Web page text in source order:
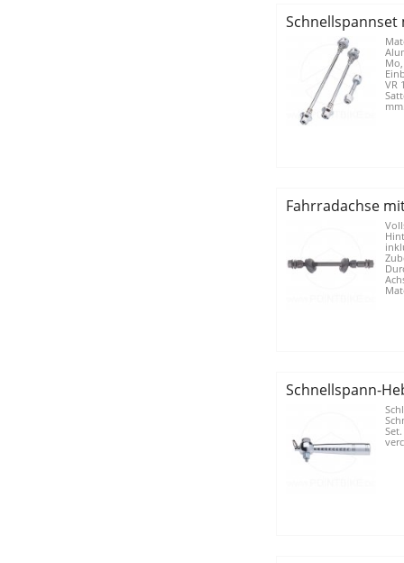
Schnellspannset
VR
Fahrradachse
Schnellspann-